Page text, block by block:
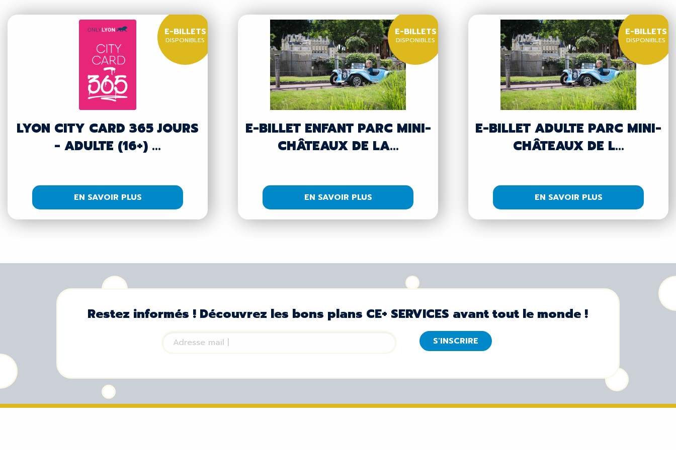
LYON CITY CARD 365 JOURS
- ADULTE (16+) ...
E-BILLETS
DISPONIBLES
EN SAVOIR PLUS
E-BILLET ENFANT PARC MINI-
CHÂTEAUX DE LA...
E-BILLETS
DISPONIBLES
EN SAVOIR PLUS
E-BILLET ADULTE PARC MINI-
CHÂTEAUX DE L...
E-BILLETS
DISPONIBLES
EN SAVOIR PLUS
Restez informés ! Découvrez les bons plans CE+ SERVICES avant tout le monde !
S'INSCRIRE